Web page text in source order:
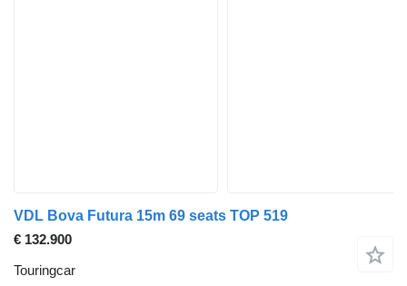
VDL Bova Futura 15m 69 seats TOP 519
€ 132.900
Touringcar